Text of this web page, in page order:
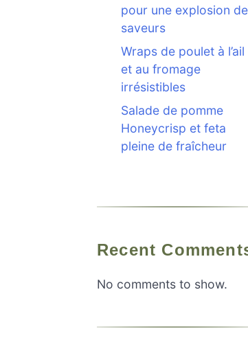
pour une explosion de
saveurs
Wraps de poulet à l’ail
et au fromage
irrésistibles
Salade de pomme
Honeycrisp et feta
pleine de fraîcheur
Recent
No comments to show.